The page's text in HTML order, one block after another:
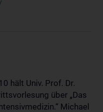
hält Univ. Prof. Dr.
über „Das
Michael